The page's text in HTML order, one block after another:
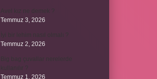
Avel kız ne demek ?
Temmuz 3, 2026
İyi bir lehim nasıl olmalı ?
Temmuz 2, 2026
Big bag çuvallar nerelerde
kullanılır ?
Temmuz 1, 2026